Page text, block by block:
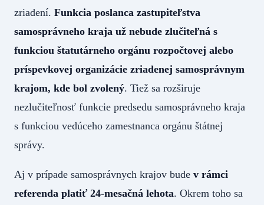
zriadení. Funkcia poslanca zastupiteľstva
samosprávneho kraja už nebude zlučiteľná s
funkciou štatutárneho orgánu rozpočtovej alebo
príspevkovej organizácie zriadenej samosprávnym
krajom, kde bol zvolený. Tiež sa rozširuje
nezlučiteľnosť funkcie predsedu samosprávneho kraja
s funkciou vedúceho zamestnanca orgánu štátnej
správy.
Aj v prípade samosprávnych krajov bude v rámci
referenda platiť 24-mesačná lehota. Okrem toho sa